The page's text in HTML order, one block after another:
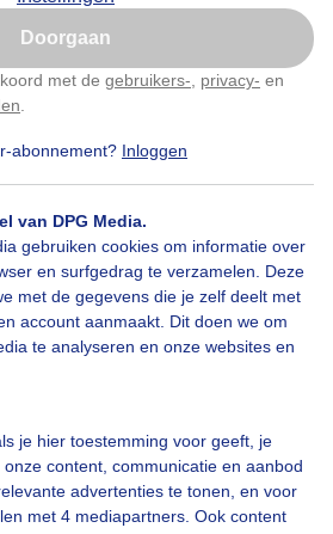
Doorgaan
met de gebruikers- privacy- en
abonnement? Inloggen
van DPG Media.
gebruiken cookies om informatie over
en surfgedrag te verzamelen. Deze
met de gegevens die je zelf deelt met
account aanmaakt. Dit doen we om
te analyseren en onze websites en
je hier toestemming voor geeft, je
content, communicatie en aanbod
advertenties te tonen, en voor
met 4 mediapartners. Ook content
boven de kleurige gevels
22-04-2025, 67x bekeken
moment geduld aub...
om dit aan te passen